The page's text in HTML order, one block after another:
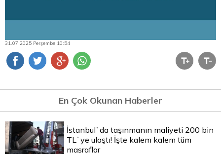
31.07.2025 Perşembe 10:54
En Çok Okunan Haberler
İstanbul`da taşınmanın maliyeti 200 bin
TL`ye ulaştı! İşte kalem kalem tüm
masraflar